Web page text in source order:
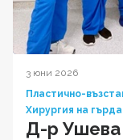
3 юни 2026
Пластично-
Хирургия на гърда
Д-р Ушева